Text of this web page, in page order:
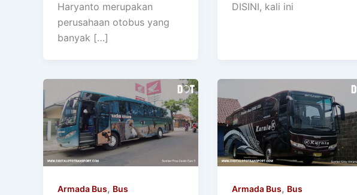
Haryanto merupakan
perusahaan otobus yang
banyak […]
DISINI, kali ini
Armada Bus, Bus Armada Bus, Bus